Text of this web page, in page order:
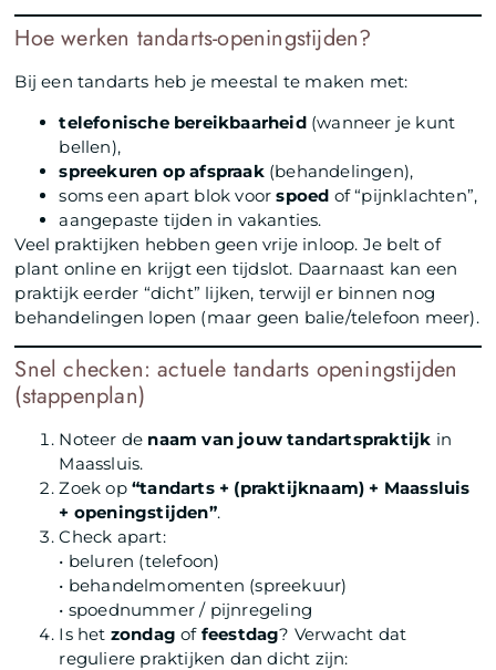
Hoe werken tandarts-openingstijden?
Bij een tandarts heb je meestal te maken met:
telefonische bereikbaarheid(wanneer je kunt
bellen),
spreekuren op afspraak(behandelingen),
soms een apart blok voorspoed of “pijnklachten”,
aangepaste tijden in vakanties.
Veel praktijken hebben geen vrije inloop. Je belt of
plant online en krijgt een tijdslot. Daarnaast kan een
praktijk eerder “dicht” lijken, terwijl er binnen nog
behandelingen lopen (maar geen balie/telefoon meer).
Snel checken: actuele tandarts openingstijden
(stappenplan)
Noteer de naam van jouw tandartspraktijk in
Maassluis.
Zoek op“tandarts + (praktijknaam) + Maassluis
+ openingstijden”.
Check apart:
• beluren (telefoon)
• behandelmomenten (spreekuur)
• spoednummer / pijnregeling
Is het zondag of feestdag? Verwacht dat
reguliere praktijken dan dicht zijn: